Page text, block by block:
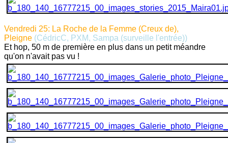
Vendredi 25: La Roche de la Femme (Creux de),
Pleigne (CédricC, PXM, Sampa (surveille l'entrée))
Et hop, 50 m de première en plus dans un petit méandre
qu'on n'avait pas vu !